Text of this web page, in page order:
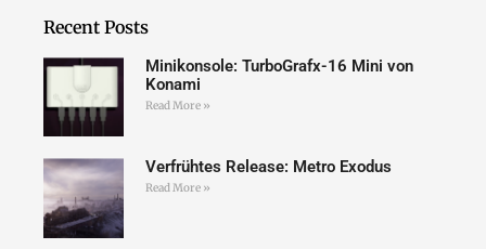
Recent Posts
Minikonsole: TurboGrafx-16 Mini von
Konami
Read More »
Verfrühtes Release: Metro Exodus
Read More »